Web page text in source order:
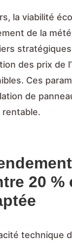
la viabilité
de la
stratégiques
des prix de
Ces
de
rentable.
20 %
technique